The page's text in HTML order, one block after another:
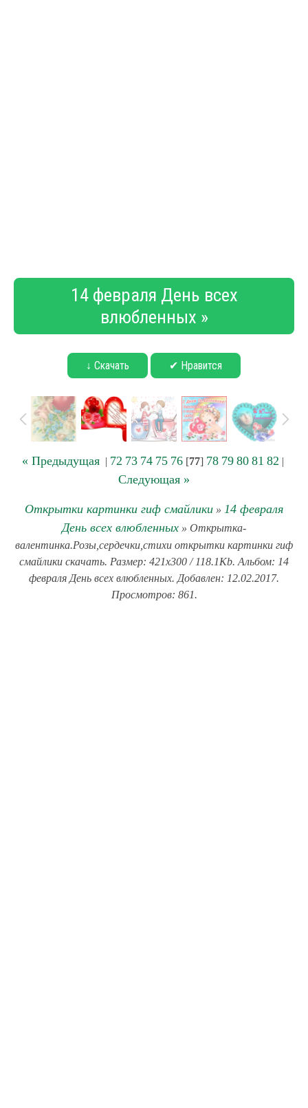
14 февраля День всех
влюбленных »
↓ Скачать ✔ Нравится
« Предыдущая| 72 73 74 75 76[77] 78 79 80 81 82 |
Следующая »
Открытки картинки гиф смайлики » 14 февраля
День всех влюбленных » Открытка-
валентинка.Розы,сердечки,стихи открытки картинки гиф
смайлики скачать. Размер: 421x300 / 118.1Kb. Альбом: 14
февраля День всех влюбленных. Добавлен: 12.02.2017.
Просмотров: 861.